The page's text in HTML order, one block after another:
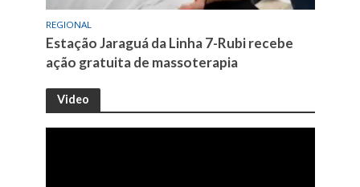
REGIONAL
Estação Jaraguá da Linha 7-Rubi recebe
ação gratuita de massoterapia
Video